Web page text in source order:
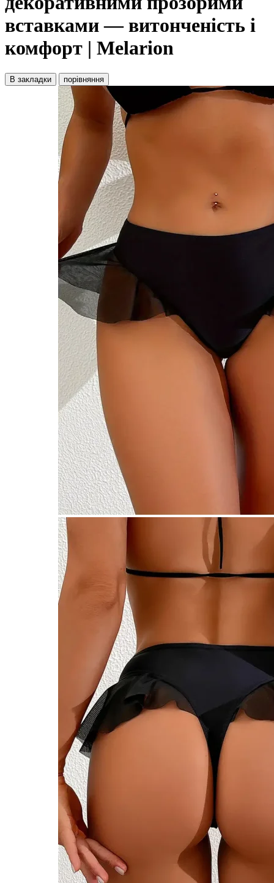
вставками — витонченість і
комфорт | Melarion
В закладки порівняння